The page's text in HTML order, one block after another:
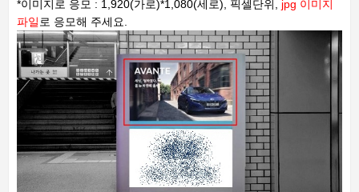
*이미지로 응모 : 1,920(가로)*1,080(세로), 픽셀단위, jpg 이미지
파일 로 응모해 주세요.